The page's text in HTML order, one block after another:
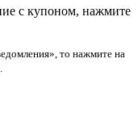
с купоном, нажмите
то нажмите на